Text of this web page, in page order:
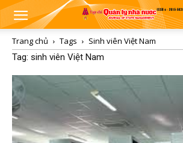
Trang chủ Tags
Sinh viên Việt Nam
Tag: sinh viên Việt Nam